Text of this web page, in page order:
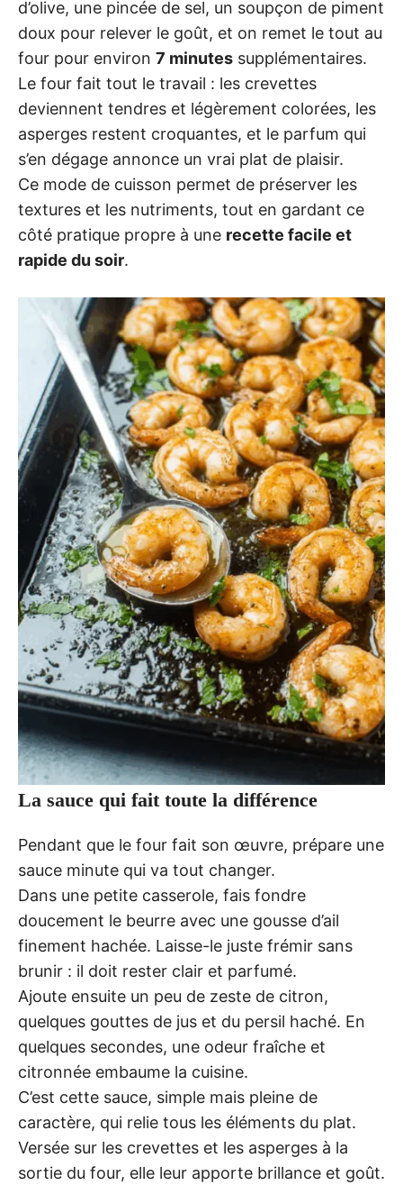
d’olive, une pincée de sel, un soupçon de piment
doux pour relever le goût, et on remet le tout au
four pour environ 7 minutes supplémentaires.
Le four fait tout le travail : les crevettes
deviennent tendres et légèrement colorées, les
asperges restent croquantes, et le parfum qui
s’en dégage annonce un vrai plat de plaisir.
Ce mode de cuisson permet de préserver les
textures et les nutriments, tout en gardant ce
côté pratique propre à une recette facile et
rapide du soir.
La sauce qui fait toute la différence
Pendant que le four fait son œuvre, prépare une
sauce minute qui va tout changer.
Dans une petite casserole, fais fondre
doucement le beurre avec une gousse d’ail
finement hachée. Laisse-le juste frémir sans
brunir : il doit rester clair et parfumé.
Ajoute ensuite un peu de zeste de citron,
quelques gouttes de jus et du persil haché. En
quelques secondes, une odeur fraîche et
citronnée embaume la cuisine.
C’est cette sauce, simple mais pleine de
caractère, qui relie tous les éléments du plat.
Versée sur les crevettes et les asperges à la
sortie du four, elle leur apporte brillance et goût.